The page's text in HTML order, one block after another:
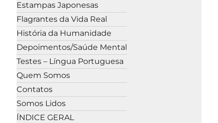
Estampas Japonesas
Flagrantes da Vida Real
História da Humanidade
Depoimentos/Saúde Mental
Testes – Língua Portuguesa
Quem Somos
Contatos
Somos Lidos
ÍNDICE GERAL